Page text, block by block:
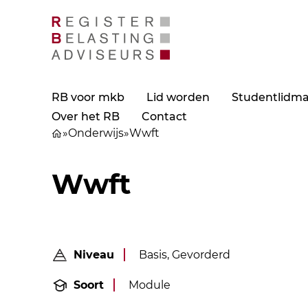
RB voor mkb Lid worden
Over het RB
Contact
»Onderwijs»Wwft
Wwft
Niveau Basis, Gevorderd
Soort Module